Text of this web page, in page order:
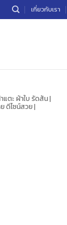
เกี่ยวกับเรา
แตะ ผ้าใบ รัดส้น |
ดีไซน์สวย |